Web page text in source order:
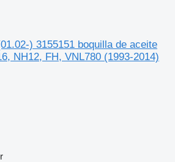
) 3155151 boquilla de aceite
NH12, FH, VNL780 (1993-2014)